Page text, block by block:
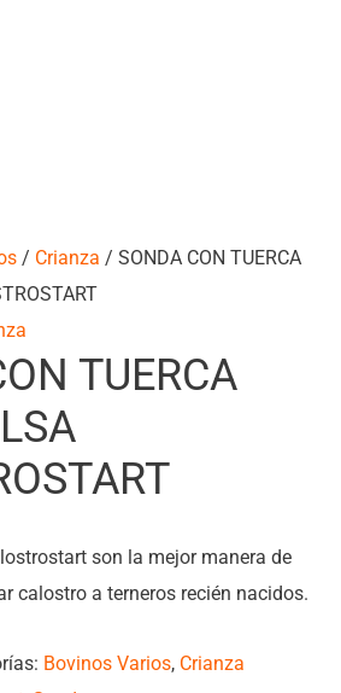
/ Crianza / SONDA CON TUERCA
TUERCA
son la mejor manera de
calostro a terneros recién nacidos.
Bovinos Varios, Crianza